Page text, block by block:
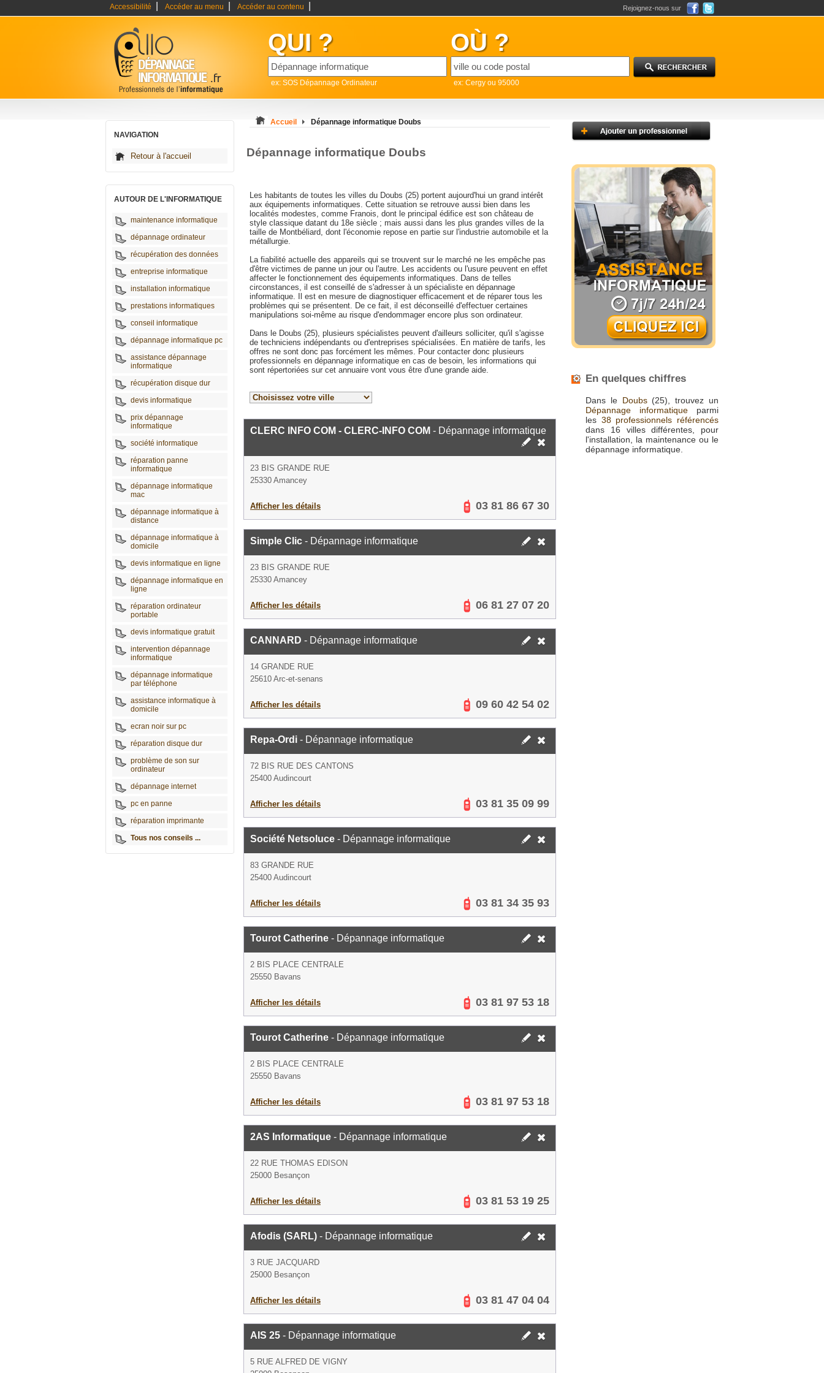
Accessibilité Accéder au menu Accéder au contenu Rejoignez-nous sur
QUI ?
ex: SOS Dépannage Ordinateur
OÙ ?
ex: Cergy ou 95000
NAVIGATION
Retour à l'accueil
AUTOUR DE L'INFORMATIQUE
maintenance informatique
dépannage ordinateur
récupération des données
entreprise informatique
installation informatique
prestations informatiques
conseil informatique
dépannage informatique pc
assistance dépannage
informatique
récupération disque dur
devis informatique
prix dépannage
informatique
société informatique
réparation panne
informatique
dépannage informatique
mac
dépannage informatique à
distance
dépannage informatique à
domicile
devis informatique en ligne
dépannage informatique en
ligne
réparation ordinateur
portable
devis informatique gratuit
intervention dépannage
informatique
dépannage informatique
par téléphone
assistance informatique à
domicile
ecran noir sur pc
réparation disque dur
problème de son sur
ordinateur
dépannage internet
pc en panne
réparation imprimante
Tous nos conseils ...
Accueil Dépannage informatique Doubs
Dépannage informatique Doubs
Les habitants de toutes les villes du Doubs (25) portent aujourd'hui un grand intérêt
aux équipements informatiques. Cette situation se retrouve aussi bien dans les
localités modestes, comme Franois, dont le principal édifice est son château de
style classique datant du 18e siècle ; mais aussi dans les plus grandes villes de la
taille de Montbéliard, dont l'économie repose en partie sur l'industrie automobile et la
métallurgie.
La fiabilité actuelle des appareils qui se trouvent sur le marché ne les empêche pas
d'être victimes de panne un jour ou l'autre. Les accidents ou l'usure peuvent en effet
affecter le fonctionnement des équipements informatiques. Dans de telles
circonstances, il est conseillé de s'adresser à un spécialiste en dépannage
informatique. Il est en mesure de diagnostiquer efficacement et de réparer tous les
problèmes qui se présentent. De ce fait, il est déconseillé d'effectuer certaines
manipulations soi-même au risque d'endommager encore plus son ordinateur.
Dans le Doubs (25), plusieurs spécialistes peuvent d'ailleurs solliciter, qu'il s'agisse
de techniciens indépendants ou d'entreprises spécialisées. En matière de tarifs, les
offres ne sont donc pas forcément les mêmes. Pour contacter donc plusieurs
professionnels en dépannage informatique en cas de besoin, les informations qui
sont répertoriées sur cet annuaire vont vous être d'une grande aide.
CLERC INFO COM - CLERC-INFO COM - Dépannage informatique
23 BIS GRANDE RUE
25330 Amancey
Afficher les détails 03 81 86 67 30
Simple Clic - Dépannage informatique
23 BIS GRANDE RUE
25330 Amancey
Afficher les détails 06 81 27 07 20
CANNARD - Dépannage informatique
14 GRANDE RUE
25610 Arc-et-senans
Afficher les détails 09 60 42 54 02
Repa-Ordi - Dépannage informatique
72 BIS RUE DES CANTONS
25400 Audincourt
Afficher les détails 03 81 35 09 99
Société Netsoluce - Dépannage informatique
83 GRANDE RUE
25400 Audincourt
Afficher les détails 03 81 34 35 93
Tourot Catherine - Dépannage informatique
2 BIS PLACE CENTRALE
25550 Bavans
Afficher les détails 03 81 97 53 18
Tourot Catherine - Dépannage informatique
2 BIS PLACE CENTRALE
25550 Bavans
Afficher les détails 03 81 97 53 18
2AS Informatique - Dépannage informatique
22 RUE THOMAS EDISON
25000 Besançon
Afficher les détails 03 81 53 19 25
Afodis (SARL) - Dépannage informatique
3 RUE JACQUARD
25000 Besançon
Afficher les détails 03 81 47 04 04
AIS 25 - Dépannage informatique
5 RUE ALFRED DE VIGNY
En quelques chiffres
Dans le Doubs(25), trouvez un
Dépannage informatique parmi
les 38 professionnels référencés
dans 16 villes différentes, pour
l'installation, la maintenance ou le
dépannage informatique.